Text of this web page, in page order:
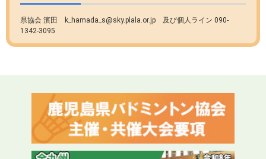
県協会 濱田 k_hamada_s@sky.plala.or.jp 及び個人ライン 090-
1342-3095